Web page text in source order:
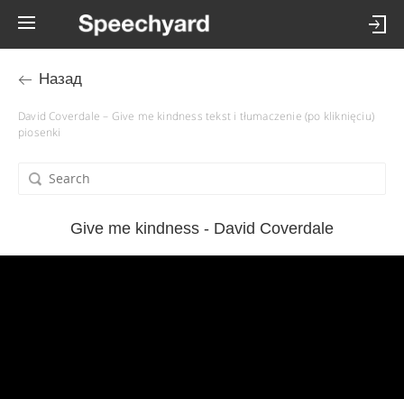
Назад
David Coverdale – Give me kindness tekst i tłumaczenie (po kliknięciu)
piosenki
Give me kindness - David Coverdale